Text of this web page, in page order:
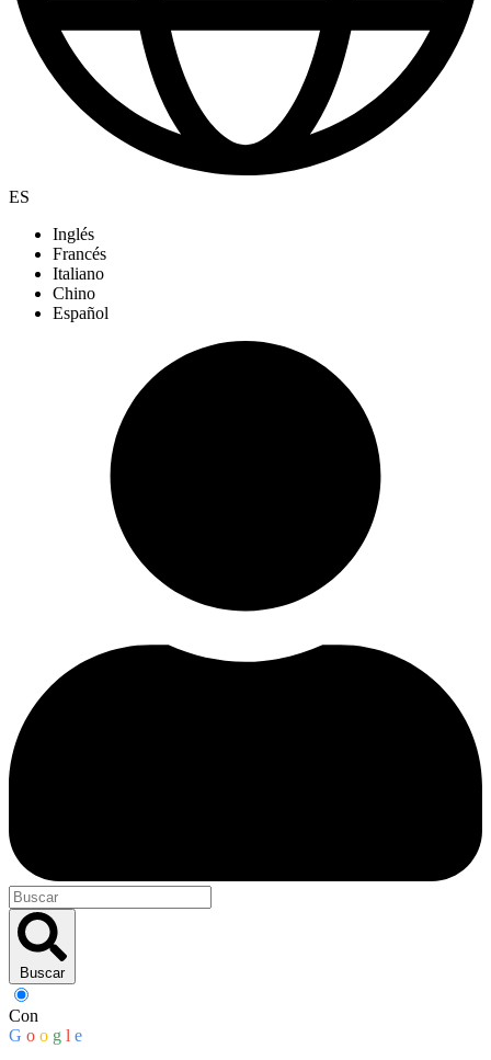
ES
Inglés
Francés
Italiano
Chino
Español
Buscar
Con
G o o g l e